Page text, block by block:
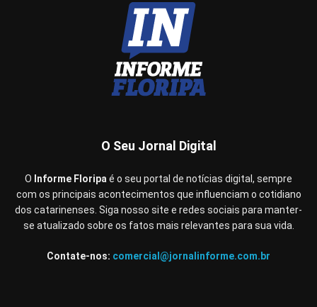
O Seu Jornal Digital
O Informe Floripa é o seu portal de notícias digital, sempre
com os principais acontecimentos que influenciam o cotidiano
dos catarinenses. Siga nosso site e redes sociais para manter-
se atualizado sobre os fatos mais relevantes para sua vida.
Contate-nos: comercial@jornalinforme.com.br